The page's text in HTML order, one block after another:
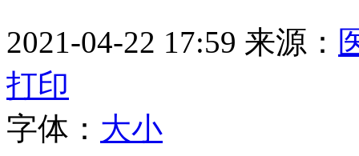
2021-04-22 17:59 来源：
打印
字体： 大小